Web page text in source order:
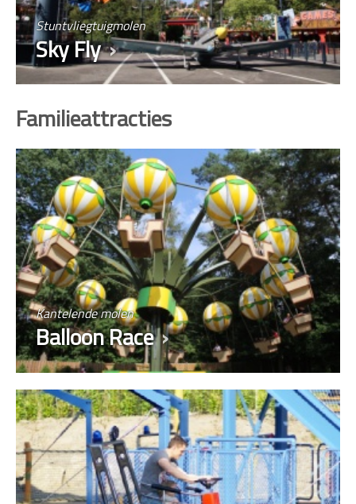
Stuntvliegtuigmolen
Sky Fly
Familieattracties
Kantelende molen
Balloon Race